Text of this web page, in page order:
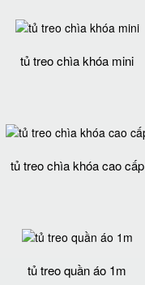
tủ treo chìa khóa mini
tủ treo chìa khóa cao cấp
tủ treo quần áo 1m